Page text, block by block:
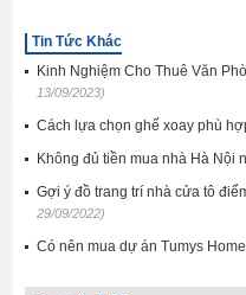
Tin Tức Khác
Kinh Nghiệm Cho Thuê Văn
13/09/2023)
Cách lựa chọn ghế xoay phù
Không đủ tiền mua nhà Hà Nội
Gợi ý đồ trang trí nhà cửa tô
29/09/2022)
Có nên mua dự án Tumys